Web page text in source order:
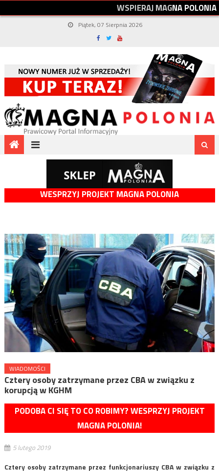
WSPIERAJMAGNAPOLONIA
Piątek, 07 Sierpnia 2026
WESPRZYJ PROJEKT MAGNA POLONIA
WIADOMOŚCI
Cztery osoby zatrzymane przez CBA w związku z
korupcją w KGHM
PODOBA CI SIĘ TO CO ROBIMY? WESPRZYJ PROJEKT
MAGNA POLONIA!
5 lutego 2019
Cztery osoby zatrzymane przez funkcjonariuszy CBA w związku z